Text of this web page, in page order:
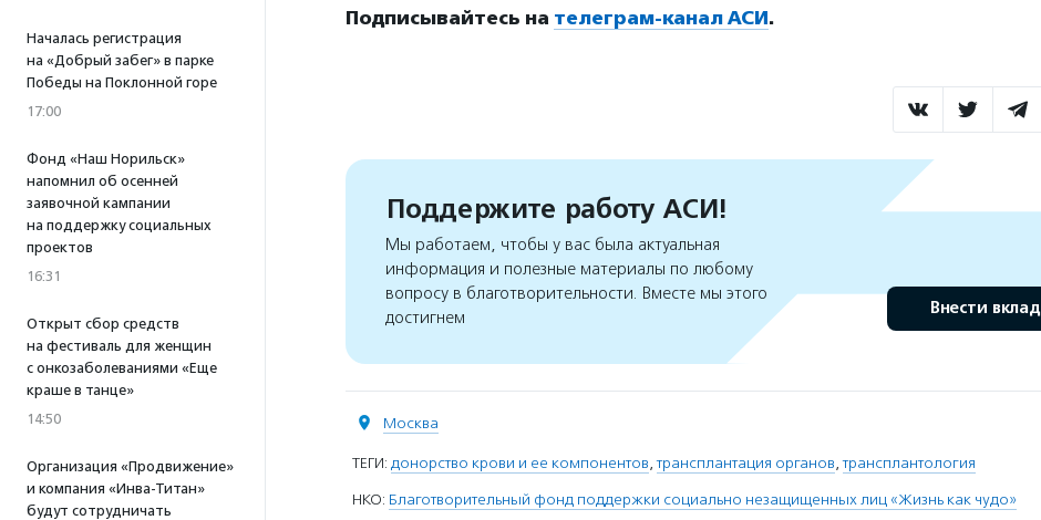
Началась регистрация
на «Добрый забег» в парке
Победы на Поклонной горе
17:00
Фонд «Наш Норильск»
напомнил об осенней
заявочной кампании
на поддержку социальных
проектов
16:31
Открыт сбор средств
на фестиваль для женщин
с онкозаболеваниями «Еще
краше в танце»
14:50
Организация «Продвижение»
и компания «Инва-Титан»
будут сотрудничать
Подписывайтесь на телеграм-канал АСИ.
Поддержите работу АСИ!
Мы работаем, чтобы у вас была актуальная
информация и полезные материалы по любому
вопросу в благотворительности. Вместе мы этого
достигнем
Внести вклад
Москва
ТЕГИ: донорство крови и ее компонентов,трансплантация органов,трансплантология
НКО: Благотворительный фонд поддержки социально незащищенных лиц «Жизнь как чудо»